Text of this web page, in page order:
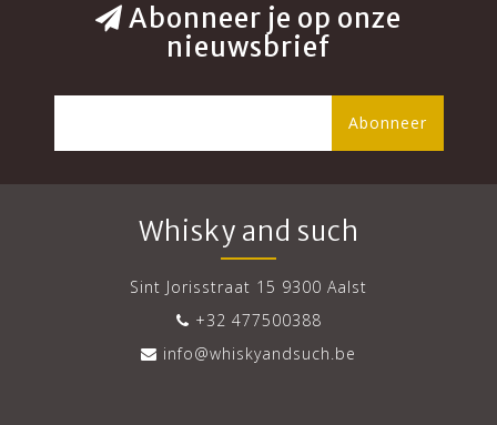
Abonneer je op onze
nieuwsbrief
Abonneer
Whisky and such
Sint Jorisstraat 15 9300 Aalst
+32 477500388
info@whiskyandsuch.be